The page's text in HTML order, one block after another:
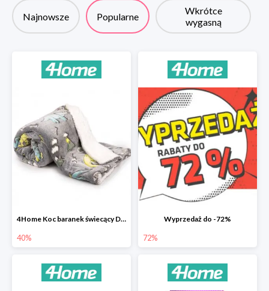
Najnowsze Popularne
Wkrótce
wygasną
4Home Koc baranek świecący Dino
40%
Wyprzedaż do -72%
72%